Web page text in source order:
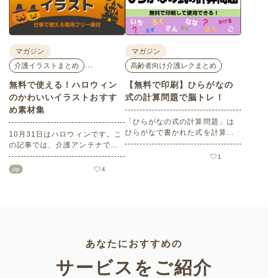
ポートします。
してください。
マガジン
介護イラストまとめ
無料で使える！ハロウィン
のかわいいイラストおすす
め素材集
10月31日はハロウィンです。こ
の記事では、介護アンテナで扱
う高齢者向けイラスト素材か
ら、ハロウィンにちなんだおば
zip 4
マガジン
高齢者向け介護レクまとめ
【無料で印刷】ひらがなの
式の計算問題で脳トレ！
「ひらがなの式の計算問題」は
ひらがなで書かれた式を計算す
る問題です。想像力やワーキン
グメモリのトレーニングとして
1
あなたにおすすめの
サービスをご紹介